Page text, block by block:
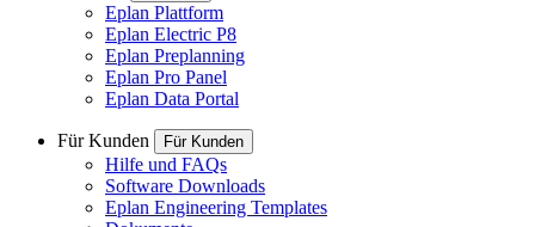
Eplan Plattform
Eplan Electric P8
Eplan Preplanning
Eplan Pro Panel
Eplan Data Portal
Für Kunden Für Kunden
Hilfe und FAQs
Software Downloads
Eplan Engineering Templates